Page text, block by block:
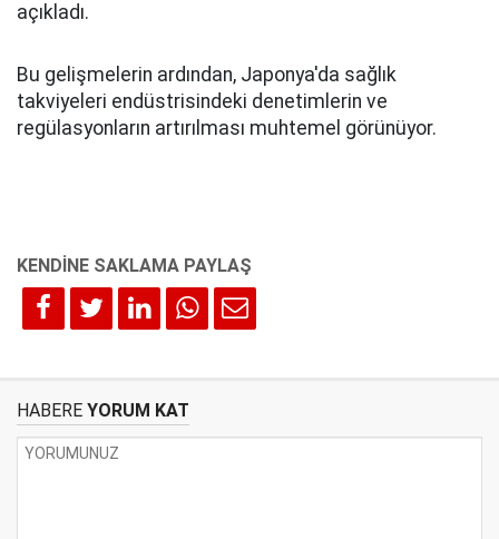
açıkladı.
Bu gelişmelerin ardından, Japonya'da sağlık
takviyeleri endüstrisindeki denetimlerin ve
regülasyonların artırılması muhtemel görünüyor.
HABERE YORUM KAT